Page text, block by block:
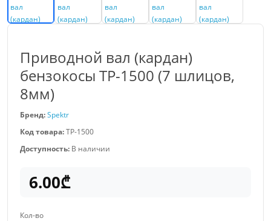
Приводной вал (кардан)
бензокосы TP-1500 (7 шлицов,
8мм)
Бренд:Spektr
Код товара:TP-1500
Доступность: В наличии
6.00₾
Кол-во